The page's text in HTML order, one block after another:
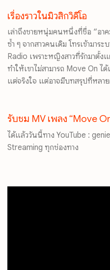
เรื่องราวในมิวสิกวิดีโอ
เล่าถึงชายหนุ่มคนหนึ่งที่ชื่อ “อาค
ซ้ำ ๆ จากสาวคนเดิม โทรเข้ามาระ
Radio เพราะหญิงสาวที่รักมาตั้ง
ทำให้เขาไม่สามารถ Move On ได้
แต่จริงใจ แต่อาจมีบทสรุปที่หลา
รับชม MV เพลง “Move
ได้แล้ววันนี้ทาง YouTube :
Streaming ทุกช่องทาง